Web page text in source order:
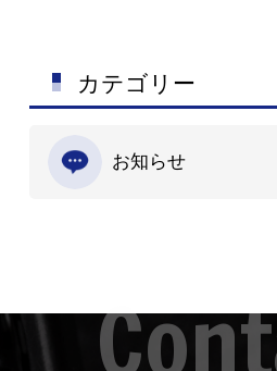
カテゴリー
お知らせ